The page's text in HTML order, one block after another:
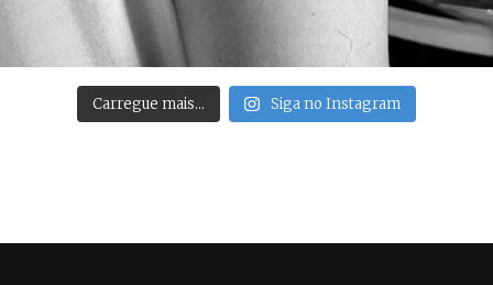
Carregue mais… Siga no Instagram